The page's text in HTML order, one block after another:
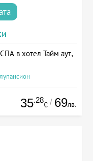
в хотел Тайм аут,
35.28
€ / 69лв.